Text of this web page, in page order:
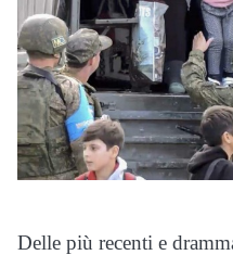
Delle più recenti e